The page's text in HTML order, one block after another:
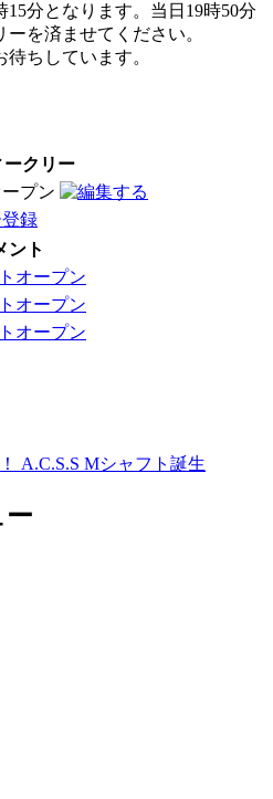
15分となります。当日19時50分
ーを済ませてください。
待ちしています。
ークリー
プン
録
ント
オープン
オープン
オープン
A.C.S.S Mシャフト誕生